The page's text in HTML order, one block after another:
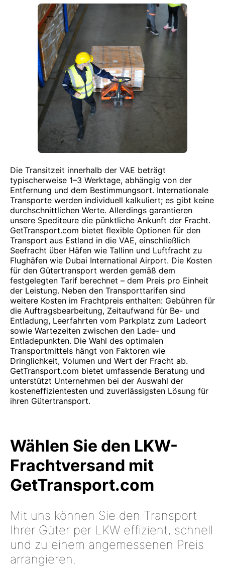
Die Transitzeit innerhalb der VAE beträgt
typischerweise 1–3 Werktage, abhängig von der
Entfernung und dem Bestimmungsort. Internationale
Transporte werden individuell kalkuliert; es gibt keine
durchschnittlichen Werte. Allerdings garantieren
unsere Spediteure die pünktliche Ankunft der Fracht.
GetTransport.com bietet flexible Optionen für den
Transport aus Estland in die VAE, einschließlich
Seefracht über Häfen wie Tallinn und Luftfracht zu
Flughäfen wie Dubai International Airport. Die Kosten
für den Gütertransport werden gemäß dem
festgelegten Tarif berechnet – dem Preis pro Einheit
der Leistung. Neben den Transporttarifen sind
weitere Kosten im Frachtpreis enthalten: Gebühren für
die Auftragsbearbeitung, Zeitaufwand für Be- und
Entladung, Leerfahrten vom Parkplatz zum Ladeort
sowie Wartezeiten zwischen den Lade- und
Entladepunkten. Die Wahl des optimalen
Transportmittels hängt von Faktoren wie
Dringlichkeit, Volumen und Wert der Fracht ab.
GetTransport.com bietet umfassende Beratung und
unterstützt Unternehmen bei der Auswahl der
kosteneffizientesten und zuverlässigsten Lösung für
ihren Gütertransport.
Wählen Sie den LKW-
Frachtversand mit
GetTransport.com
Mit uns können Sie den Transport
Ihrer Güter per LKW effizient, schnell
und zu einem angemessenen Preis
arrangieren.